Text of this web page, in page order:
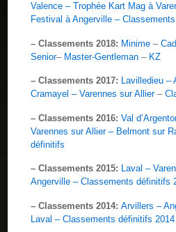
Valence – Trophée Kart Mag à
Festival à Angerville –
– Classements 2018: Minime –
Senior– Master-Gentleman – KZ
– Classements 2017: Lavilledieu –
Cramayel – Varennes sur Allier–
– Classements 2016: Val
Varennes sur Allier – Belmont sur
définitifs
– Classements 2015: Laval –
Angerville – Classements définitifs
– Classements 2014:Arvillers –
Laval – Classements définitifs 2014